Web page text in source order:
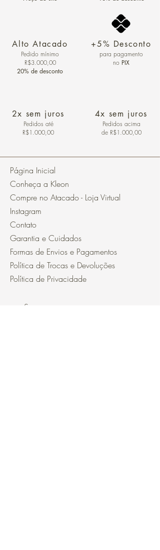
Alto Atacado
Pedido mínimo
R$3.000,00
20% de desconto
2x sem juros
Pedidos até
R$1.000,00
+5% Desconto
para pagamento
no PIX
4x sem juros
Pedidos acima
de R$1.000,00
Página Inicial
Conheça a Kleon
Compre no Atacado - Loja Virtual
Instagram
Contato
Garantia e Cuidados
Formas de Envios e Pagamentos
Política de Trocas e Devoluções
Política de Privacidade
Segurança